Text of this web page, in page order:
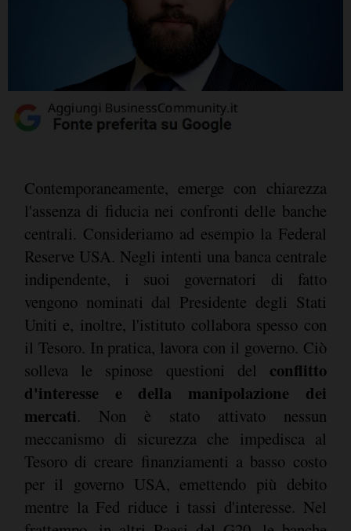
Contemporaneamente, emerge con chiarezza
l'assenza di fiducia nei confronti delle banche
centrali. Consideriamo ad esempio la Federal
Reserve USA. Negli intenti una banca centrale
indipendente, i suoi governatori di fatto
vengono nominati dal Presidente degli Stati
Uniti e, inoltre, l'istituto collabora spesso con
il Tesoro. In pratica, lavora con il governo. Ciò
solleva le spinose questioni del conflitto
d'interesse e della manipolazione dei
mercati. Non è stato attivato nessun
meccanismo di sicurezza che impedisca al
Tesoro di creare finanziamenti a basso costo
per il governo USA, emettendo più debito
mentre la Fed riduce i tassi d'interesse. Nel